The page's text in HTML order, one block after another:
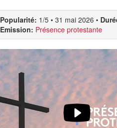
Popularité: 1/5 • 31 mai 2026 •
Emission: Présence protestante